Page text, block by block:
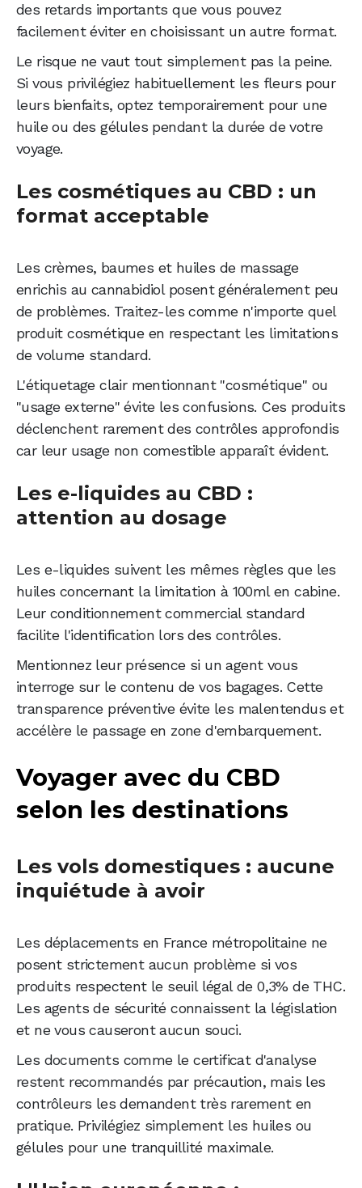
des retards importants que vous pouvez
facilement éviter en choisissant un autre format.
Le risque ne vaut tout simplement pas la peine.
Si vous privilégiez habituellement les fleurs pour
leurs bienfaits, optez temporairement pour une
huile ou des gélules pendant la durée de votre
voyage.
Les cosmétiques au CBD : un
format acceptable
Les crèmes, baumes et huiles de massage
enrichis au cannabidiol posent généralement peu
de problèmes. Traitez-les comme n'importe quel
produit cosmétique en respectant les limitations
de volume standard.
L'étiquetage clair mentionnant "cosmétique" ou
"usage externe" évite les confusions. Ces produits
déclenchent rarement des contrôles approfondis
car leur usage non comestible apparaît évident.
Les e-liquides au CBD :
attention au dosage
Les e-liquides suivent les mêmes règles que les
huiles concernant la limitation à 100ml en cabine.
Leur conditionnement commercial standard
facilite l'identification lors des contrôles.
Mentionnez leur présence si un agent vous
interroge sur le contenu de vos bagages. Cette
transparence préventive évite les malentendus et
accélère le passage en zone d'embarquement.
Voyager avec du CBD
selon les destinations
Les vols domestiques : aucune
inquiétude à avoir
Les déplacements en France métropolitaine ne
posent strictement aucun problème si vos
produits respectent le seuil légal de 0,3% de THC.
Les agents de sécurité connaissent la législation
et ne vous causeront aucun souci.
Les documents comme le certificat d'analyse
restent recommandés par précaution, mais les
contrôleurs les demandent très rarement en
pratique. Privilégiez simplement les huiles ou
gélules pour une tranquillité maximale.